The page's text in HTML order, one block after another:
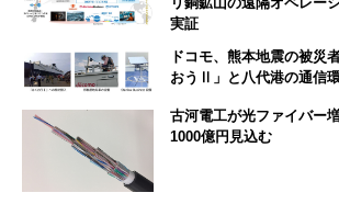
実証
ドコモ、熊本地震の被災
おうⅡ」と八代港の通信
古河電工が光ファイバー
1000億円見込む